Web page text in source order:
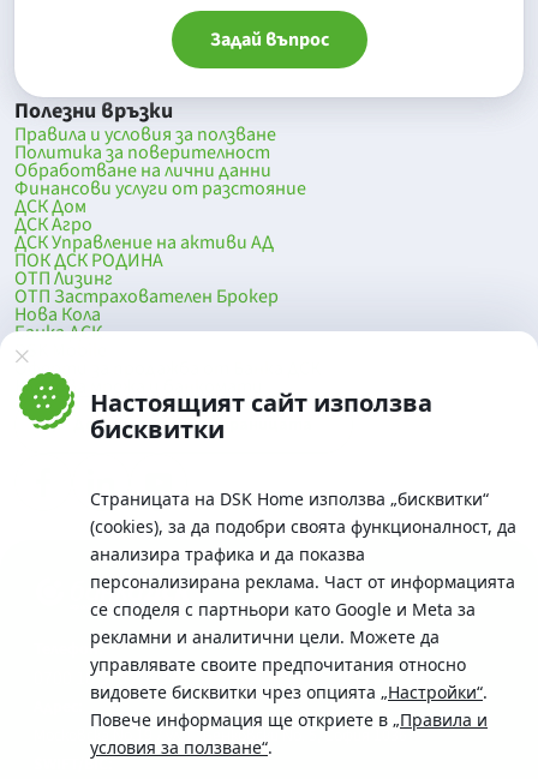
Настоящият сайт използва
бисквитки
Страницата на DSK Home използва „бисквитки“
(cookies), за да подобри своята функционалност, да
анализира трафика и да показва
персонализирана реклама. Част от информацията
се споделя с партньори като Google и Meta за
рекламни и аналитични цели. Можете да
управлявате своите предпочитания относно
видовете бисквитки чрез опцията „Настройки“.
Повече информация ще откриете в „Правила и
условия за ползване“.
Задай въпрос
Полезни връзки
Правила и условия за ползване
Политика за поверителност
Обработване на лични данни
Финансови услуги от разстояние
ДСК Дом
ДСК Агро
ДСК Управление на активи АД
ПОК ДСК РОДИНА
ОТП Лизинг
ОТП Застрахователен Брокер
Нова Кола
Банка ДСК
DSK Mobile
Оферти за продажба от Банка ДСК
Клонова мрежа и банкомати
До началото на страницата
Телефон:
0700 10 375 / *2375
Московска No.19 / ул. Г. Бенковски No. 5, София 1036
SWIFT/BIC: